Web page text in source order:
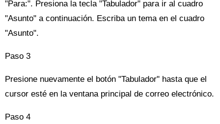
"Para:". Presiona la tecla "Tabulador" para ir al cuadro
"Asunto" a continuación. Escriba un tema en el cuadro
"Asunto".
Paso 3
Presione nuevamente el botón "Tabulador" hasta que el
cursor esté en la ventana principal de correo electrónico.
Paso 4